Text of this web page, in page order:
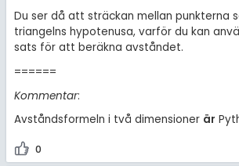
Du ser då att sträckan mellan punkterna
triangelns hypotenusa, varför du kan
sats för att beräkna avståndet.
======
Kommentar:
Avståndsformeln i två dimensioner är
0